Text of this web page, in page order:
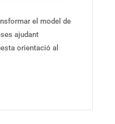
el model de
ajudant
orientació al